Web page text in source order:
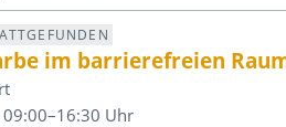
im barrierefreien
Uhr